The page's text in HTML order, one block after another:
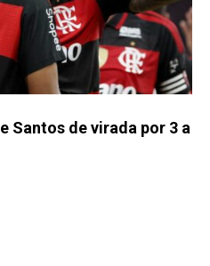
Santos de virada por 3 a